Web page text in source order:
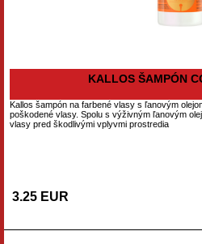
KALLOS ŠAMPÓN
Kallos šampón na farbené vlasy s ľanovým
poškodené vlasy. Spolu s výživným ľanovým
vlasy pred škodlivými vplyvmi prostredia
3.25 EUR